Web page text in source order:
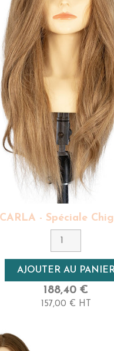
7 - Blond Moyen
Densité
Très Haute
Longueur
CARLA - Spéciale
AJOUTER AU
188,40 €
157,00 € HT